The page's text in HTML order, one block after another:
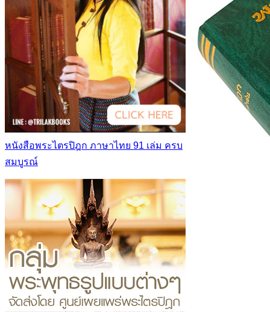
หนังสือพระไตรปิฎก ภาษาไทย 91 เล่ม ครบ
สมบูรณ์